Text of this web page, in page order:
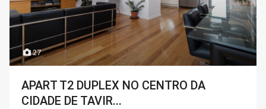
27
APART T2 DUPLEX NO CENTRO DA
CIDADE DE TAVIR...